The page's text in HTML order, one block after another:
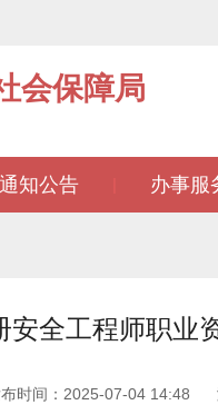
会保障局
通知公告 办事服
安全工程师职
时间：2025-07-04 14:48